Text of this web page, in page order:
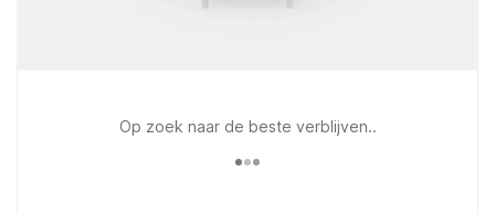
Op zoek naar de beste verblijven..